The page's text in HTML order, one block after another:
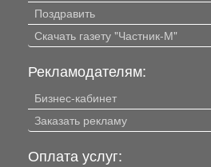
Поздравить
Скачать газету "Частник-М"
Рекламодателям:
Бизнес-кабинет
Заказать рекламу
Оплата услуг: